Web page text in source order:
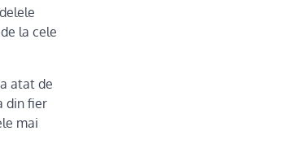
la cele
atat de
din fier
mai